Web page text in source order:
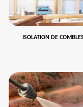
ISOLATION DE